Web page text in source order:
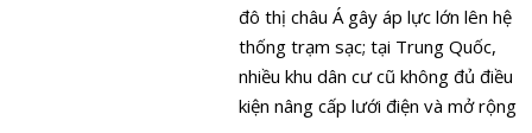
đô thị châu Á gây áp lực lớn lên hệ
thống trạm sạc; tại Trung Quốc,
nhiều khu dân cư cũ không đủ điều
kiện nâng cấp lưới điện và mở rộng